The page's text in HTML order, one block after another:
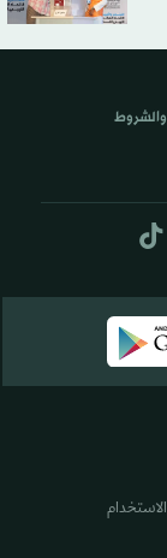
والشروط